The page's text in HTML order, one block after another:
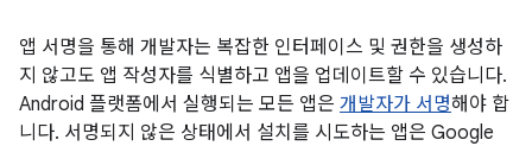
앱 서명을 통해 개발자는 복잡한 인터페이스 및 권한을 생성하
지 않고도 앱 작성자를 식별하고 앱을 업데이트할 수 있습니다.
Android 플랫폼에서 실행되는 모든 앱은 개발자가 서명해야 합
니다. 서명되지 않은 상태에서 설치를 시도하는 앱은 Google